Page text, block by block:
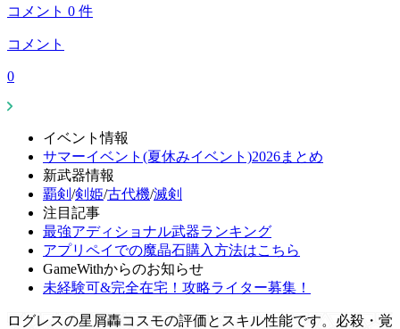
コメント 0 件
コメント
0
イベント情報
サマーイベント(夏休みイベント)2026まとめ
新武器情報
覇剣 /剣姫/古代機/滅剣
注目記事
最強アディショナル武器ランキング
アプリペイでの魔晶石購入方法はこちら
GameWithからのお知らせ
未経験可&完全在宅！攻略ライター募集！
ログレスの星屑轟コスモの評価とスキル性能です。必殺・覚